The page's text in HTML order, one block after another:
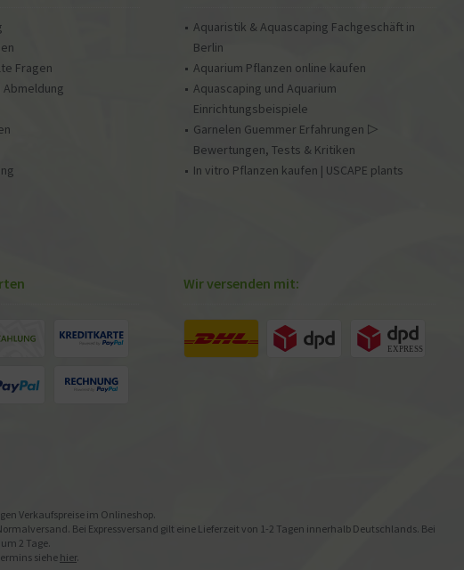
Fragen
Abmeldung
Aquaristik & Aquascaping Fachgeschäft in
Berlin
Aquarium Pflanzen online kaufen
Aquascaping und Aquarium
Einrichtungsbeispiele
Garnelen Guemmer Erfahrungen ▷
Bewertungen, Tests & Kritiken
In vitro Pflanzen kaufen | USCAPE plants
Wir versenden mit:
Verkaufspreise im Onlineshop.
Bei Expressversand gilt eine Lieferzeit von 1-2 Tagen innerhalb Deutschlands. Bei
2 Tage.
siehe hier.